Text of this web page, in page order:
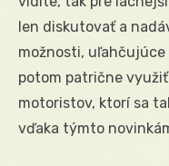
len diskutovať a
možnosti,
potom patrične
motoristov, ktorí sa
vďaka týmto